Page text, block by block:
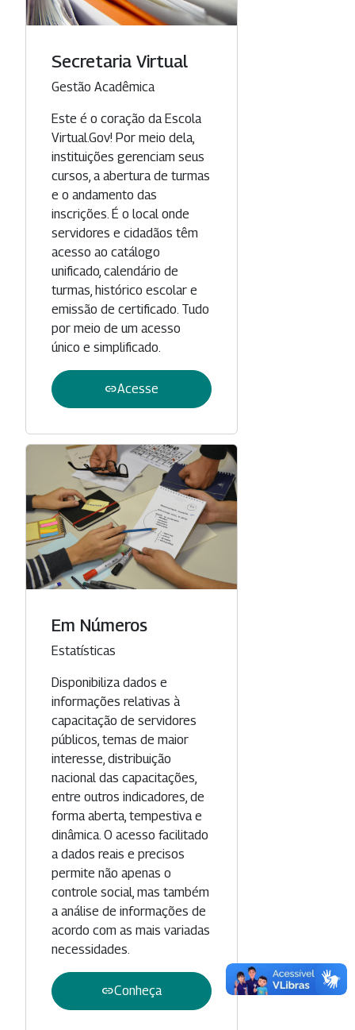
Secretaria Virtual
Categoria
Gestão Acadêmica
Este é o coração da Escola
Virtual.Gov! Por meio dela,
instituições gerenciam seus
cursos, a abertura de turmas
e o andamento das
inscrições. É o local onde
servidores e cidadãos têm
acesso ao catálogo
unificado, calendário de
turmas, histórico escolar e
emissão de certificado. Tudo
por meio de um acesso
único e simplificado.
linkAcesse
Em Números
Categoria
Estatísticas
Disponibiliza dados e
informações relativas à
capacitação de servidores
públicos, temas de maior
interesse, distribuição
nacional das capacitações,
entre outros indicadores, de
forma aberta, tempestiva e
dinâmica. O acesso facilitado
a dados reais e precisos
permite não apenas o
controle social, mas também
a análise de informações de
acordo com as mais variadas
necessidades.
linkConheça